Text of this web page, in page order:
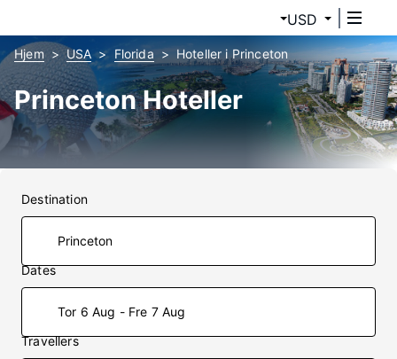
USD
Hjem USA Florida Hoteller i Princeton
Princeton Hoteller
Destination
Dates
Tor 6 Aug - Fre 7 Aug
Travellers